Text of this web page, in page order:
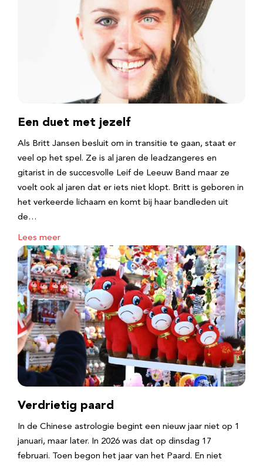
Een duet met jezelf
Als Britt Jansen besluit om in transitie te gaan, staat er
veel op het spel. Ze is al jaren de leadzangeres en
gitarist in de succesvolle Leif de Leeuw Band maar ze
voelt ook al jaren dat er iets niet klopt. Britt is geboren in
het verkeerde lichaam en komt bij haar bandleden uit
de…
Lees meer
Verdrietig paard
In de Chinese astrologie begint een nieuw jaar niet op 1
januari, maar later. In 2026 was dat op dinsdag 17
februari. Toen begon het jaar van het Paard. En niet